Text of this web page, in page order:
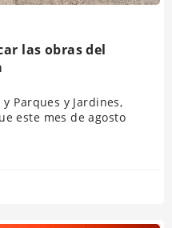
las obras del
Parques y Jardines,
este mes de agosto